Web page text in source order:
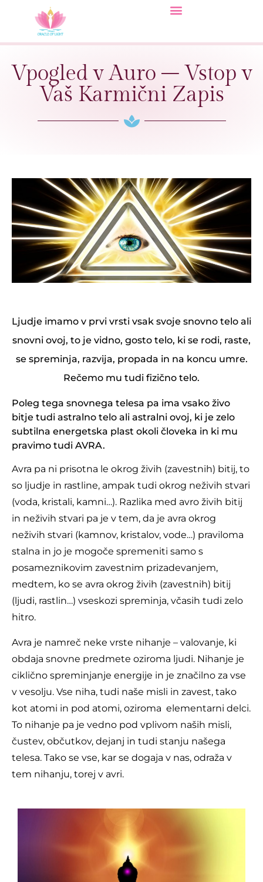
Vpogled v Auro – Vstop v
Vaš Karmični Zapis
Ljudje imamo v prvi vrsti vsak svoje snovno telo ali
snovni ovoj, to je vidno, gosto telo, ki se rodi, raste,
se spreminja, razvija, propada in na koncu umre.
Rečemo mu tudi fizično telo.
Poleg tega snovnega telesa pa ima vsako živo
bitje tudi astralno telo ali astralni ovoj, ki je zelo
subtilna energetska plast okoli človeka in ki mu
pravimo tudi AVRA.
Avra pa ni prisotna le okrog živih (zavestnih) bitij, to
so ljudje in rastline, ampak tudi okrog neživih stvari
(voda, kristali, kamni…). Razlika med avro živih bitij
in neživih stvari pa je v tem, da je avra okrog
neživih stvari (kamnov, kristalov, vode…) praviloma
stalna in jo je mogoče spremeniti samo s
posameznikovim zavestnim prizadevanjem,
medtem, ko se avra okrog živih (zavestnih) bitij
(ljudi, rastlin…) vseskozi spreminja, včasih tudi zelo
hitro.
Avra je namreč neke vrste nihanje – valovanje, ki
obdaja snovne predmete oziroma ljudi. Nihanje je
ciklično spreminjanje energije in je značilno za vse
v vesolju. Vse niha, tudi naše misli in zavest, tako
kot atomi in pod atomi, oziroma elementarni delci.
To nihanje pa je vedno pod vplivom naših misli,
čustev, občutkov, dejanj in tudi stanju našega
telesa. Tako se vse, kar se dogaja v nas, odraža v
tem nihanju, torej v avri.